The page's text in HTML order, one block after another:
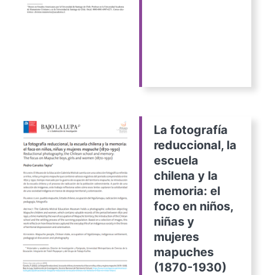
La fotografía
reduccional, la
escuela
chilena y la
memoria: el
foco en niños,
niñas y
mujeres
mapuches
(1870-1930)